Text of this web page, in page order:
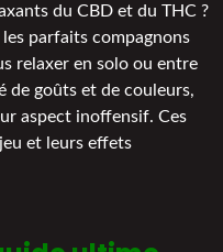
du CBD et du THC ?
parfaits compagnons
relaxer en solo ou entre
de goûts et de couleurs,
aspect inoffensif. Ces
et leurs effets